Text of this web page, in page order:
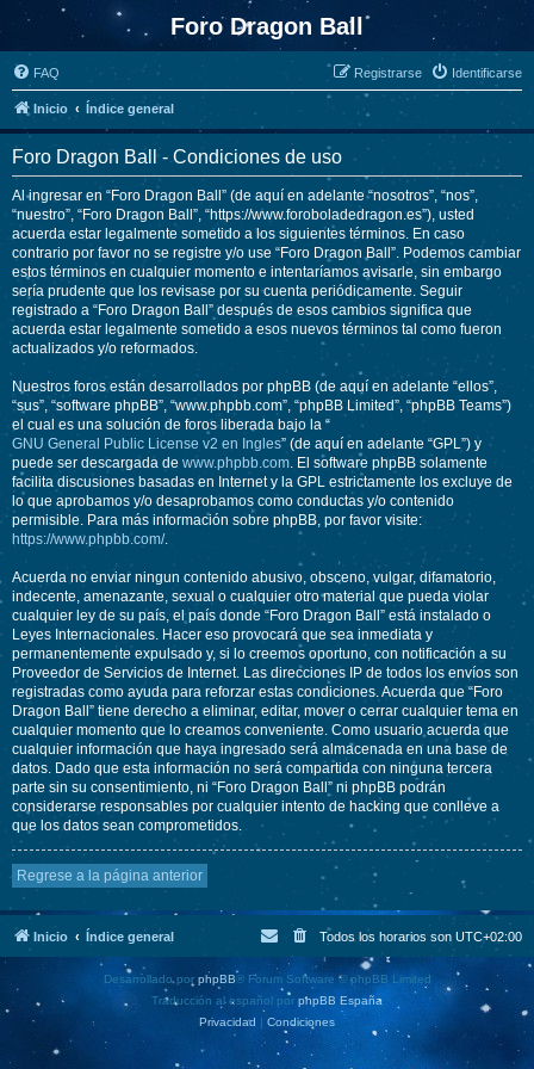
Foro Dragon Ball
FAQ Identificarse
Registrarse
Inicio Índice general
Foro Dragon Ball - Condiciones de uso
Al ingresar en “Foro Dragon Ball” (de aquí en adelante “nosotros”, “nos”,
“nuestro”, “Foro Dragon Ball”, “https://www.foroboladedragon.es”), usted
acuerda estar legalmente sometido a los siguientes términos. En caso
contrario por favor no se registre y/o use “Foro Dragon Ball”. Podemos cambiar
estos términos en cualquier momento e intentaríamos avisarle, sin embargo
sería prudente que los revisase por su cuenta periódicamente. Seguir
registrado a “Foro Dragon Ball” después de esos cambios significa que
acuerda estar legalmente sometido a esos nuevos términos tal como fueron
actualizados y/o reformados.
Nuestros foros están desarrollados por phpBB (de aquí en adelante “ellos”,
“sus”, “software phpBB”, “www.phpbb.com”, “phpBB Limited”, “phpBB Teams”)
el cual es una solución de foros liberada bajo la “
GNU General Public License v2 en Ingles” (de aquí en adelante “GPL”) y
puede ser descargada de www.phpbb.com. El software phpBB solamente
facilita discusiones basadas en Internet y la GPL estrictamente los excluye de
lo que aprobamos y/o desaprobamos como conductas y/o contenido
permisible. Para más información sobre phpBB, por favor visite:
https://www.phpbb.com/.
Acuerda no enviar ningun contenido abusivo, obsceno, vulgar, difamatorio,
indecente, amenazante, sexual o cualquier otro material que pueda violar
cualquier ley de su país, el país donde “Foro Dragon Ball” está instalado o
Leyes Internacionales. Hacer eso provocará que sea inmediata y
permanentemente expulsado y, si lo creemos oportuno, con notificación a su
Proveedor de Servicios de Internet. Las direcciones IP de todos los envíos son
registradas como ayuda para reforzar estas condiciones. Acuerda que “Foro
Dragon Ball” tiene derecho a eliminar, editar, mover o cerrar cualquier tema en
cualquier momento que lo creamos conveniente. Como usuario acuerda que
cualquier información que haya ingresado será almacenada en una base de
datos. Dado que esta información no será compartida con ninguna tercera
parte sin su consentimiento, ni “Foro Dragon Ball” ni phpBB podrán
considerarse responsables por cualquier intento de hacking que conlleve a
que los datos sean comprometidos.
Regrese a la página anterior
Inicio Índice general Todos los horarios son UTC+02:00
Desarrollado por phpBB® Forum Software © phpBB Limited
Traducción al español por phpBB España
Privacidad | Condiciones